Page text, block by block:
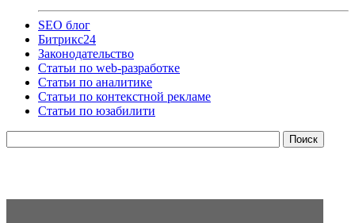
SEO блог
Битрикс24
Законодательство
Статьи по web-разработке
Статьи по аналитике
Статьи по контекстной рекламе
Статьи по юзабилити